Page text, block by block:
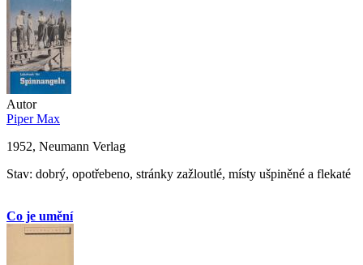
Autor
Piper Max
1952, Neumann Verlag
Stav: dobrý, opotřebeno, stránky zažloutlé, místy ušpiněné a flekaté
Co je umění